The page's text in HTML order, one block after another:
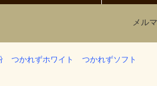
メル
つかれずホワイト つかれずソフト